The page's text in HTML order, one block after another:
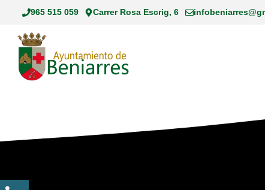
contenido
965 515 059 Carrer Rosa Escrig, 6